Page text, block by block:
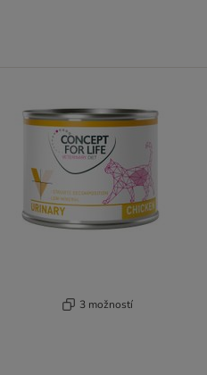
3 možností